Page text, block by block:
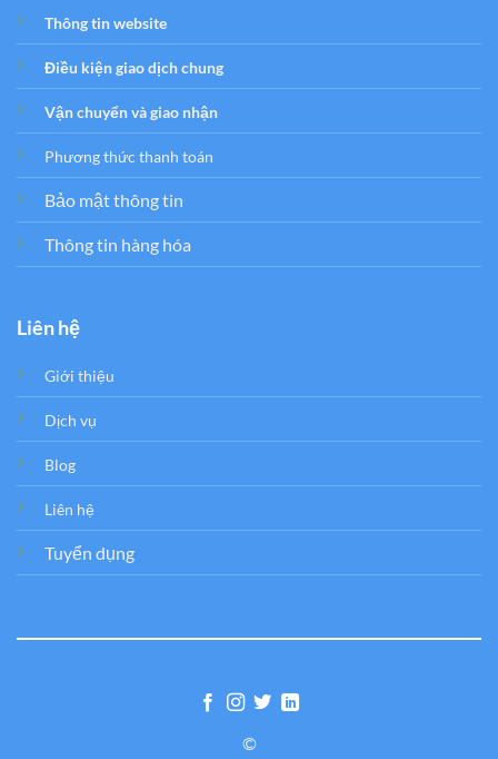
Thông tin website
Điều kiện giao dịch chung
Vận chuyển và giao nhận
Phương thức thanh toán
Bảo mật thông tin
Thông tin hàng hóa
Liên hệ
Giới thiệu
Dịch vụ
Blog
Liên hệ
Tuyển dụng
©